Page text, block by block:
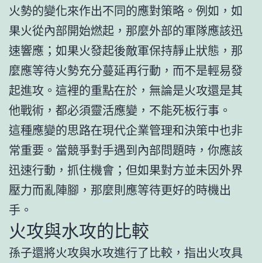
火勢的變化來作出不同的應對策略。例如，如
果火從內部開始燃起，那麼外部的軍隊應該迅
速響應；如果火發起後敵軍保持靜止狀態，那
麼應等待火勢充分蔓延再行動，而不是輕易發
起進攻。這裡的重點在於，無論是火攻還是其
他戰術，都必須靈活應變，不能死板行事。
這種應變的思路在現代企業管理和決策中也非
常重要。當競爭對手遇到內部問題時，你應該
迅速行動，抓住機會；但如果對方並未因外界
壓力而亂陣腳，那麼則應等待更好的時機出
手。
火攻與水攻的比較
孫子還將火攻與水攻進行了比較，指出火攻具